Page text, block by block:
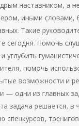
наставником, а
иными словами,
Такие
сегодня. Помочь
углубить
помочь
возможности и
— одни из главных
задача решается, в
спецкурсов,